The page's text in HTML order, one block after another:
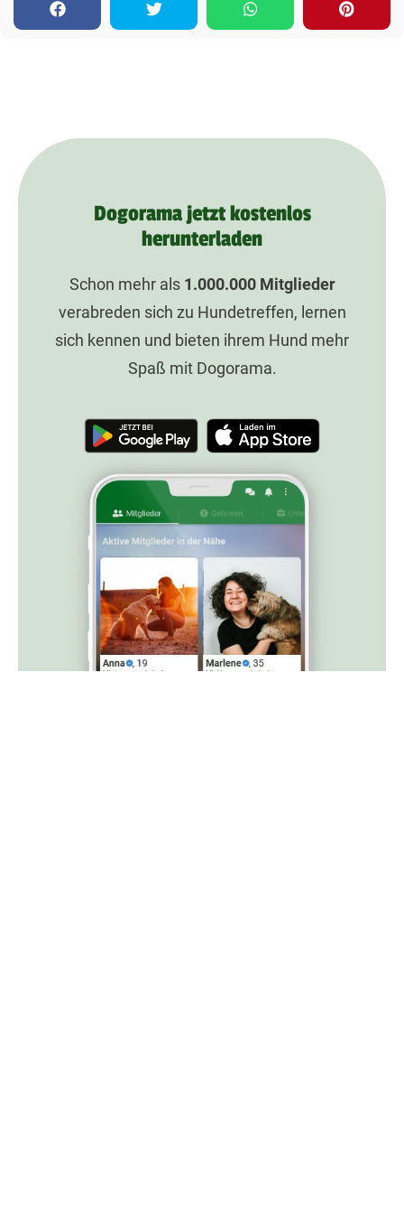
Dogorama jetzt kostenlos
herunterladen
Schon mehr als 1.000.000Mitglieder
verabreden sich zu Hundetreffen, lernen
sich kennen und bieten ihrem Hund mehr
Spaß mit Dogorama.